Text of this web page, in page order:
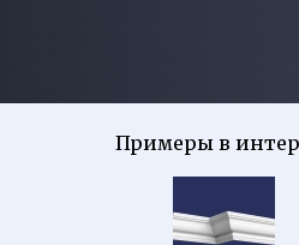
Примеры в